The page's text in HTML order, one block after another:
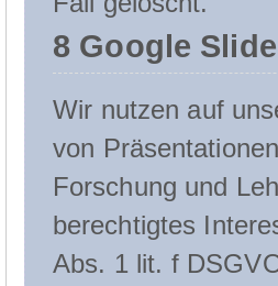
8 Google
Wir nutzen auf
von
Forschung und
berechtigtes
Abs. 1 lit. f